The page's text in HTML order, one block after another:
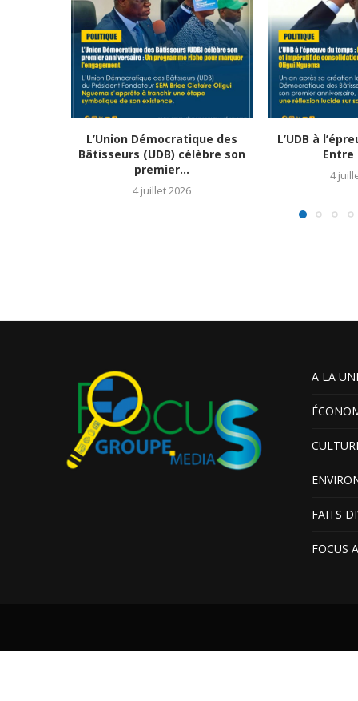
L’Union Démocratique des
Bâtisseurs (UDB) célèbre son
premier...
4 juillet 2026
L’UDB à
Entre
4
A LA
FAITS
FOCUS